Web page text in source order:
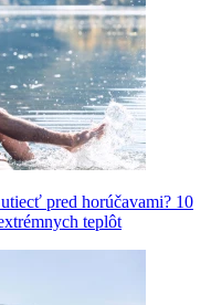
pred horúčavami? 10
teplôt